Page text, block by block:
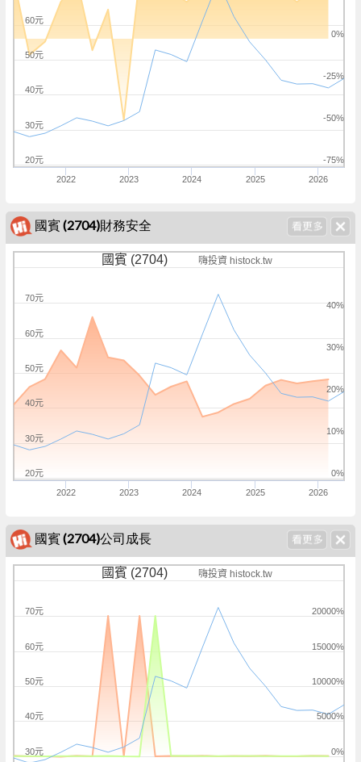
2022 2023 2024 2025 2026
-75%
-50%
-25%
0%
20元
30元
40元
50元
60元
國賓 (2704)財務安全
國賓 (2704) 嗨投資 histock.tw
2022 2023 2024 2025 2026
0%
10%
20%
30%
40%
20元
30元
40元
50元
60元
70元
國賓 (2704)公司成長
國賓 (2704) 嗨投資 histock.tw
0%
5000%
10000%
15000%
20000%
30元
40元
50元
60元
70元